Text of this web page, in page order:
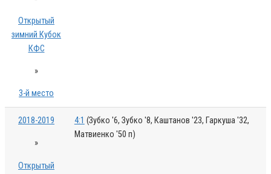
Открытый
зимний Кубок
КФС
»
3-й место
2018-2019
»
Открытый
4:1 (Зубко '6, Зубко '8, Каштанов '23, Гаркуша '32,
Матвиенко '50 п)